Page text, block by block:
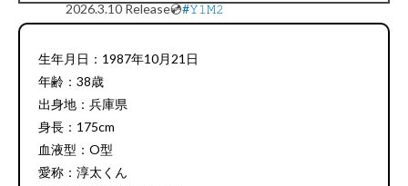
2026.3.10 Release💿#𝚈𝟷𝙼𝟸
pic.twitter.com/tQGEmMyD7L
生年月日：1987年10月21日
年齢：38歳
出身地：兵庫県
身長：175cm
血液型：O型
愛称：淳太くん